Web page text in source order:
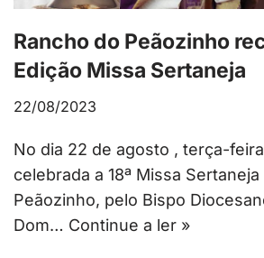
Rancho do Peãozinho
Edição Missa Sertaneja
22/08/2023
No dia 22 de agosto , terça-
celebrada a 18ª Missa
Peãozinho, pelo Bispo
Dom… Continue a ler »